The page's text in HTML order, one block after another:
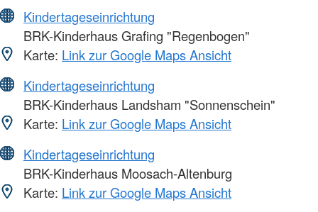
Kindertageseinrichtung
BRK-Kinderhaus Grafing "Regenbogen"
Karte: Link zur Google Maps Ansicht
Kindertageseinrichtung
BRK-Kinderhaus Landsham "Sonnenschein"
Karte: Link zur Google Maps Ansicht
Kindertageseinrichtung
BRK-Kinderhaus Moosach-Altenburg
Karte: Link zur Google Maps Ansicht